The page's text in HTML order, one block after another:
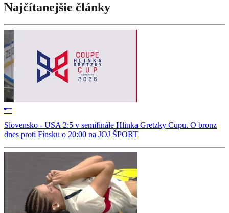
Najčítanejšie články
Slovensko - USA 2:5 v semifinále Hlinka Gretzky Cupu. O bronz
dnes proti Fínsku o 20:00 na JOJ ŠPORT